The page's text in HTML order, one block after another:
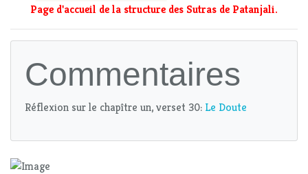
Page d'accueil de la structure des Sutras de Patanjali.
Commentaires
Réflexion sur le chapître un, verset 30: Le Doute